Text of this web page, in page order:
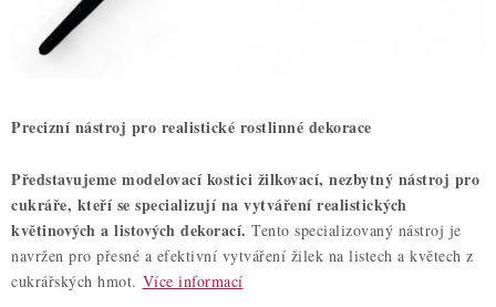
PROFI BALENÍ
Nepřevzetí zásilky na dobírku
Obchodní podmínky
Hodnocení obchodu
Blog
Moje objednávka
Podmínky ochrany osobních údajů
Precizní nástroj pro realistické rostlinné dekorace
Představujeme modelovací kostici žilkovací, nezbytný nástroj pro
cukráře, kteří se specializují na vytváření realistických
květinových a listových dekorací. Tento specializovaný nástroj je
navržen pro přesné a efektivní vytváření žilek na listech a květech z
cukrářských hmot. Více informací